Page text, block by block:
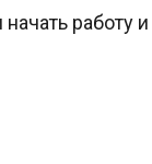
работу